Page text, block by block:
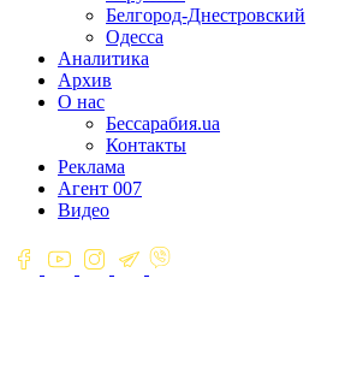
Белгород-Днестровский
Одесса
Аналитика
Архив
О нас
Бессарабия.ua
Контакты
Реклама
Агент 007
Видео